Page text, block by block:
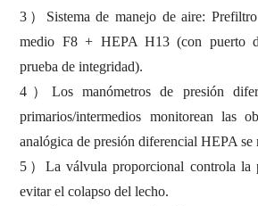
3 ） Sistema de manejo de aire:
medio F8 + HEPA H13 (con puerto
prueba de integridad).
4 ）Los manómetros de presión
primarios/intermedios monitorean las
analógica de presión diferencial HEPA
5 ） La válvula proporcional controla la
evitar el colapso del lecho.